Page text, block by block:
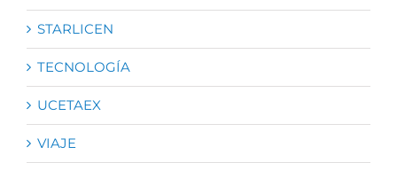
STARLICEN
TECNOLOGÍA
UCETAEX
VIAJE